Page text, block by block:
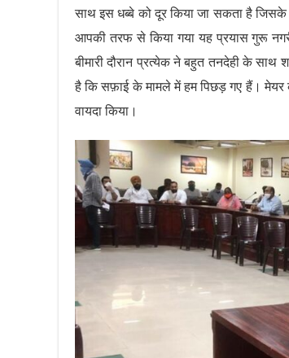
साथ इस धब्बे को दूर किया जा सकता है
आपकी तरफ से किया गया यह प्रयास गुरू
बीमारी दौरान प्रत्येक ने बहुत तनदेही के
है कि सफ़ाई के मामले में हम पिछड़ गए हैं। मेयर
वायदा किया।